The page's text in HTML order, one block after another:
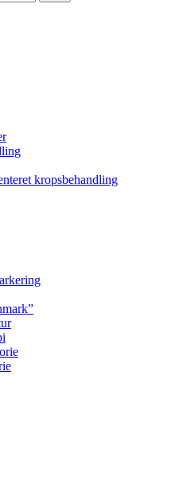
kropsbehandling